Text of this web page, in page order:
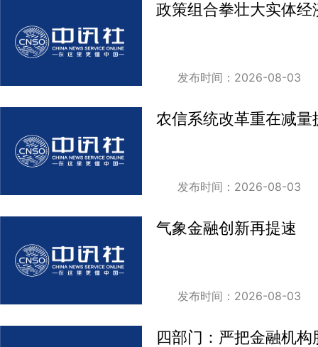
政策组合拳壮大实体经
发布时间：2026-08-03
农信系统改革重在减量
发布时间：2026-08-03
气象金融创新再提速
发布时间：2026-08-03
四部门：严把金融机